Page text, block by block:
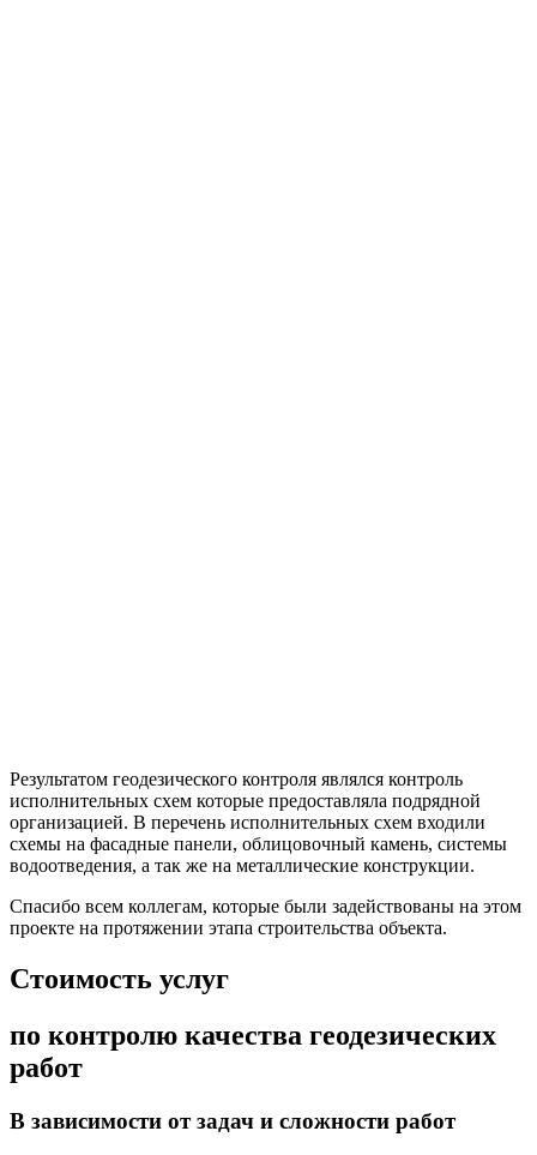
Результатом геодезического контроля являлся контроль
исполнительных схем которые предоставляла подрядной
организацией. В перечень исполнительных схем входили
схемы на фасадные панели, облицовочный камень, системы
водоотведения, а так же на металлические конструкции.
Спасибо всем коллегам, которые были задействованы на этом
проекте на протяжении этапа строительства объекта.
Стоимость услуг
по контролю качества геодезических
работ
В зависимости от задач и сложности работ